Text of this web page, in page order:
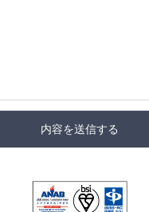
内容を送信する